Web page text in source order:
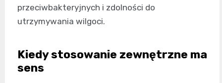
przeciwbakteryjnych i zdolności do
utrzymywania wilgoci.
Kiedy stosowanie zewnętrzne ma
sens